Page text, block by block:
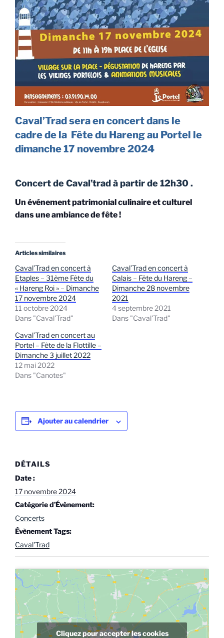
Caval’Trad sera en concert dans le
cadre de la Fête du Hareng au Portel le
dimanche 17 novembre 2024
Concert de Caval’trad à partir de 12h30 .
Un événement patrimonial culinaire et culturel
dans une ambiance de fête !
Articles similaires
Caval’Trad en concert à
Etaples – 31ème Fête du
« Hareng Roi » – Dimanche
17 novembre 2024
11 octobre 2024
Dans "Caval'Trad"
Caval’Trad en concert à
Calais – Fête du Hareng –
Dimanche 28 novembre
2021
4 septembre 2021
Dans "Caval'Trad"
Caval’Trad en concert au
Portel – Fête de la Flottille –
Dimanche 3 juillet 2022
12 mai 2022
Dans "Canotes"
Ajouter au calendrier
DÉTAILS
Date :
17 novembre 2024
Catégorie d’Évènement:
Concerts
Évènement Tags:
Caval'Trad
Cliquez pour accepter les cookies